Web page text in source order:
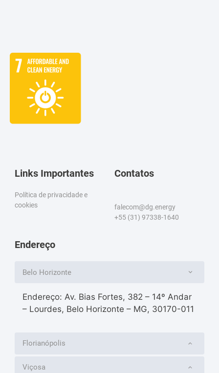
Links Importantes
Política de privacidade e
cookies
Contatos
falecom@dg.energy
+55 (31) 97338-1640
Endereço
Belo Horizonte
Endereço: Av. Bias Fortes, 382 – 14º Andar
– Lourdes, Belo Horizonte – MG, 30170-011
Florianópolis
Viçosa